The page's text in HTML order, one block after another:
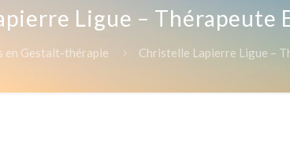
Ligue – Thérapeute
en Gestalt-thérapie Christelle Lapierre Ligue –